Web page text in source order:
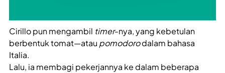
Cirillo pun mengambil timer-nya, yang kebetulan
berbentuk tomat—atau pomodorodalam bahasa
Italia.
Lalu, ia membagi pekerjannya ke dalam beberapa